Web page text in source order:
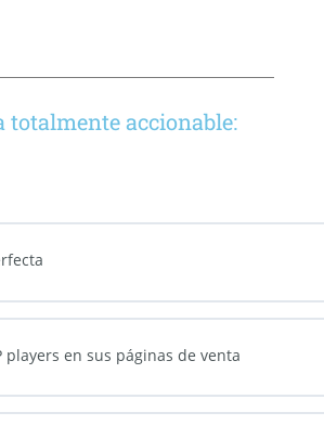
totalmente accionable:
en sus páginas de venta